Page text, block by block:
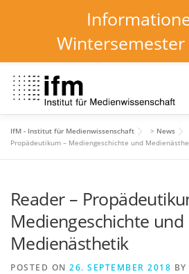
content
HOME NEWS KALENDER
INSTITUT FORSCHUNG
IfM - Institut für Medienwissenschaft > News
Propädeutikum – Mediengeschichte und
Reader –
Mediengeschichte und
Medienästhetik
POSTED ON 26. SEPTEMBER 2018 BY
Wintersemester